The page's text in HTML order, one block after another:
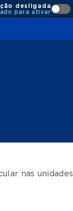
desligada
para ativar
nas unidades